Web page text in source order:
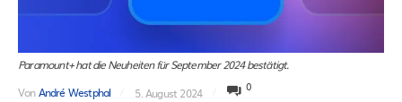
Paramount+ hat die Neuheiten für September 2024 bestätigt.
VonAndré Westphal 5. August 2024 0